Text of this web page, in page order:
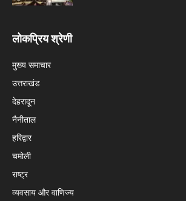
लोकप्रिय श्रेणी
मुख्य समाचार
उत्तराखंड
देहरादून
नैनीताल
हरिद्वार
चमोली
राष्ट्र
व्यवसाय और वाणिज्य